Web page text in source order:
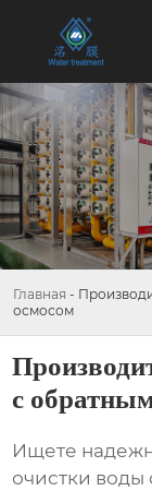
Главная -
осмосом
с
Ищете
очистки